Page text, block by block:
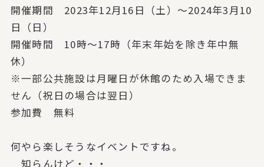
開催期間 2023年12月16日（土）～2024年3月10
日（日）
開催時間 10時～17時（年末年始を除き年中無
休）
※一部公共施設は月曜日が休館のため入場できま
せん（祝日の場合は翌日）
参加費 無料
何やら楽しそうなイベントですね。
知らんけど・・・